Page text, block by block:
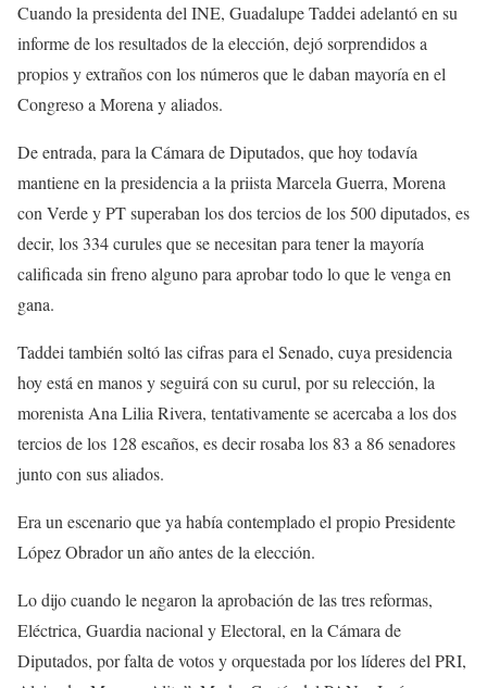
Cuando la presidenta del INE, Guadalupe Taddei adelantó en su
informe de los resultados de la elección, dejó sorprendidos a
propios y extraños con los números que le daban mayoría en el
Congreso a Morena y aliados.
De entrada, para la Cámara de Diputados, que hoy todavía
mantiene en la presidencia a la priista Marcela Guerra, Morena
con Verde y PT superaban los dos tercios de los 500 diputados, es
decir, los 334 curules que se necesitan para tener la mayoría
calificada sin freno alguno para aprobar todo lo que le venga en
gana.
Taddei también soltó las cifras para el Senado, cuya presidencia
hoy está en manos y seguirá con su curul, por su relección, la
morenista Ana Lilia Rivera, tentativamente se acercaba a los dos
tercios de los 128 escaños, es decir rosaba los 83 a 86 senadores
junto con sus aliados.
Era un escenario que ya había contemplado el propio Presidente
López Obrador un año antes de la elección.
Lo dijo cuando le negaron la aprobación de las tres reformas,
Eléctrica, Guardia nacional y Electoral, en la Cámara de
Diputados, por falta de votos y orquestada por los líderes del PRI,